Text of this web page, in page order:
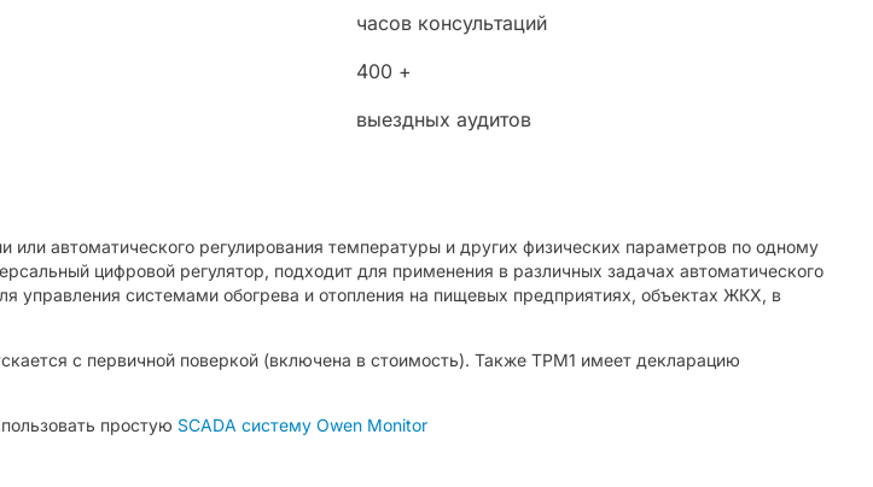
часов консультаций
400 +
выездных аудитов
автоматического регулирования температуры и других физических параметров по одному
цифровой регулятор, подходит для применения в различных задачах автоматического
управления системами обогрева и отопления на пищевых предприятиях, объектах ЖКХ, в
с первичной поверкой (включена в стоимость). Также ТРМ1 имеет декларацию
простую SCADA систему Owen Monitor